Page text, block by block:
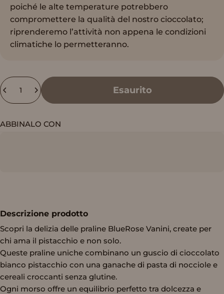
poiché le alte temperature potrebbero
compromettere la qualità del nostro cioccolato;
riprenderemo l’attività non appena le condizioni
climatiche lo permetteranno.
Quantità
Esaurito
ABBINALO CON
Descrizione prodotto
Scopri la delizia delle praline BlueRose Vanini, create per
chi ama il pistacchio e non solo.
Queste praline uniche combinano un guscio di cioccolato
bianco pistacchio con una ganache di pasta di nocciole e
cereali croccanti senza glutine.
Ogni morso offre un equilibrio perfetto tra dolcezza e